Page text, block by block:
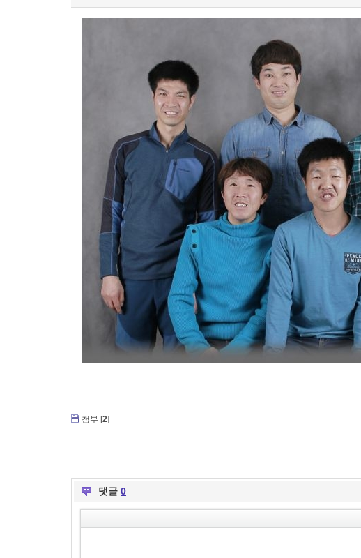
첨부 [2]
댓글 0